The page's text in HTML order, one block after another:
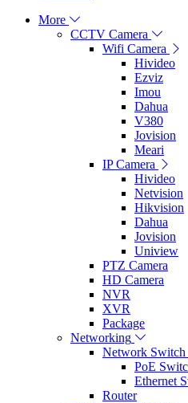
More
CCTV Camera
Wifi Camera
Hivideo
Ezviz
Imou
Dahua
V380
Jovision
Meari
IP Camera
Hivideo
Netvision
Hikvision
Dahua
Jovision
Uniview
PTZ Camera
HD Camera
NVR
XVR
Package
Networking
Network Switch
PoE
Ethernet
Router